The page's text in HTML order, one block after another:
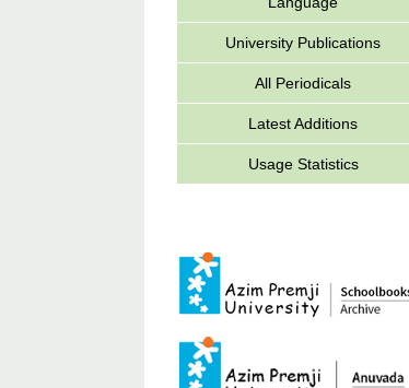
University Publications
All Periodicals
Latest Additions
Usage Statistics